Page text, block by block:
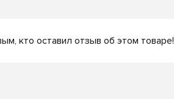
кто оставил отзыв об этом товаре!